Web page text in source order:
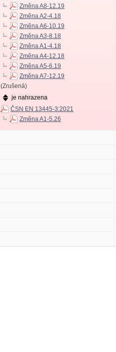
Změna A8-12.19
Změna A2-4.18
Změna A6-10.19
Změna A3-8.18
Změna A1-4.18
Změna A4-12.18
Změna A5-6.19
Změna A7-12.19
(Zrušená)
je nahrazena
ČSN EN 13445-3:2021
Změna A1-5.26